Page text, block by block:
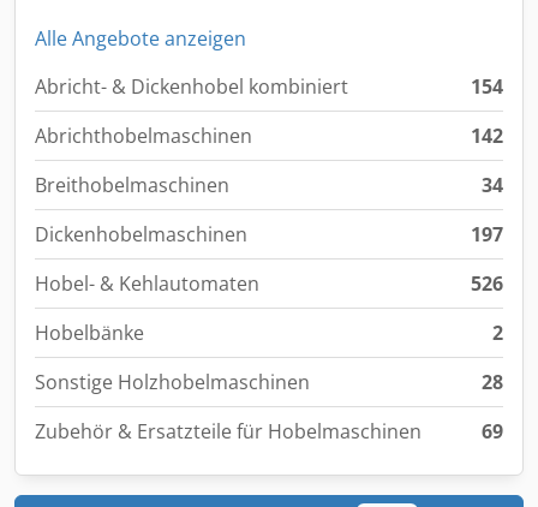
Alle Angebote anzeigen
Abricht- & Dickenhobel kombiniert
154
Abrichthobelmaschinen
142
Breithobelmaschinen
34
Dickenhobelmaschinen
197
Hobel- & Kehlautomaten
526
Hobelbänke
2
Sonstige Holzhobelmaschinen
28
Zubehör & Ersatzteile für Hobelmaschinen
69